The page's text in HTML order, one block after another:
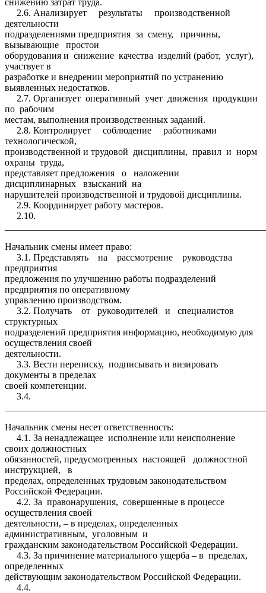
2.6. Анализирует результаты производственной
деятельности
подразделениями предприятия за смену, причины,
вызывающие простои
оборудования и снижение качества изделий (работ, услуг),
участвует в
разработке и внедрении мероприятий по устранению
выявленных недостатков.
2.7. Организует оперативный учет движения продукции
по рабочим
местам, выполнения производственных заданий.
2.8. Контролирует соблюдение работниками
технологической,
производственной и трудовой дисциплины, правил и норм
охраны труда,
представляет предложения о наложении
дисциплинарных взысканий на
нарушителей производственной и трудовой дисциплины.
2.9. Координирует работу мастеров.
2.10.
Начальник смены имеет право:
3.1. Представлять на рассмотрение руководства
предприятия
предложения по улучшению работы подразделений
предприятия по оперативному
управлению производством.
3.2. Получать от руководителей и специалистов
структурных
подразделений предприятия информацию, необходимую для
осуществления своей
деятельности.
3.3. Вести переписку, подписывать и визировать
документы в пределах
своей компетенции.
3.4.
Начальник смены несет ответственность:
4.1. За ненадлежащее исполнение или неисполнение
своих должностных
обязанностей, предусмотренных настоящей должностной
инструкцией, в
пределах, определенных трудовым законодательством
Российской Федерации.
4.2. За правонарушения, совершенные в процессе
осуществления своей
деятельности, – в пределах, определенных
административным, уголовным и
гражданским законодательством Российской Федерации.
4.3. За причинение материального ущерба – в пределах,
определенных
действующим законодательством Российской Федерации.
4.4.